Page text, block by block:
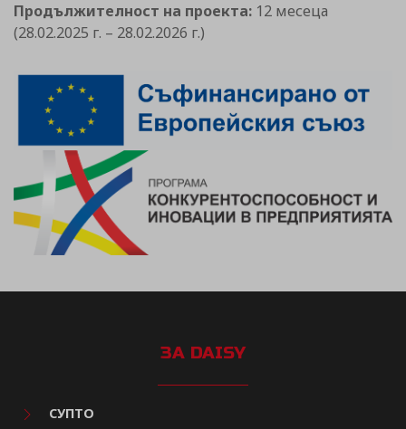
Продължителност на проекта: 12 месеца
(28.02.2025 г. – 28.02.2026 г.)
ЗА DAISY
СУПТО